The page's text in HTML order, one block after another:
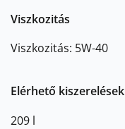
Viszkozitás
Viszkozitás: 5W-40
Elérhető kiszerelések
209 l